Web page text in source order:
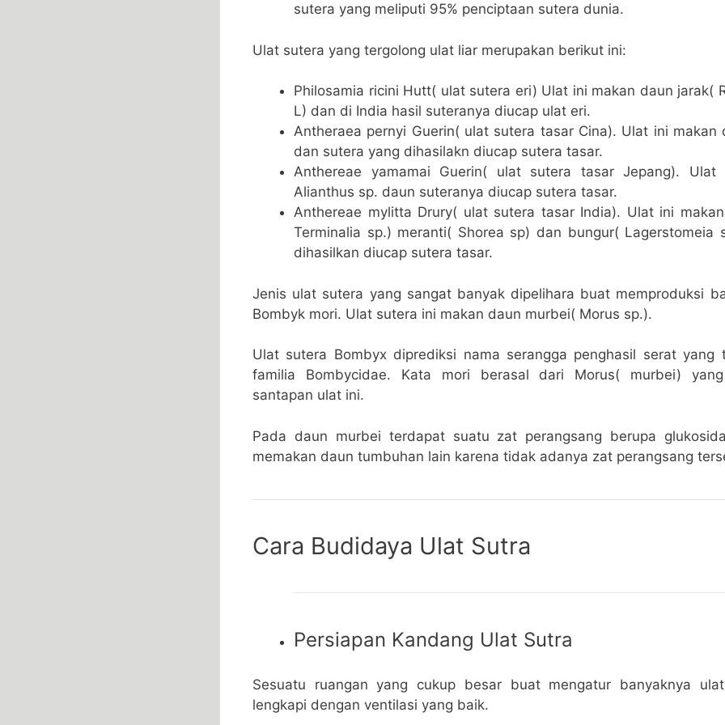
sutera yang meliputi 95% penciptaan sutera dunia.
Ulat sutera yang tergolong ulat liar merupakan berikut ini:
Philosamia ricini Hutt( ulat sutera eri) Ulat ini makan daun jarak(
L) dan di India hasil suteranya diucap ulat eri.
Antheraea pernyi Guerin( ulat sutera tasar Cina). Ulat ini makan
dan sutera yang dihasilakn diucap sutera tasar.
Anthereae yamamai Guerin( ulat sutera tasar Jepang).
Alianthus sp. daun suteranya diucap sutera tasar.
Anthereae mylitta Drury( ulat sutera tasar India). Ulat ini
Terminalia sp.) meranti( Shorea sp) dan bungur( Lagerstomeia
dihasilkan diucap sutera tasar.
Jenis ulat sutera yang sangat banyak dipelihara buat memproduksi
Bombyk mori. Ulat sutera ini makan daun murbei( Morus sp.).
Ulat sutera Bombyx diprediksi nama serangga penghasil serat yang
familia Bombycidae. Kata mori berasal dari Morus( murbei)
santapan ulat ini.
Pada daun murbei terdapat suatu zat perangsang berupa
memakan daun tumbuhan lain karena tidak adanya zat perangsang
Cara Budidaya Ulat Sutra
Persiapan Kandang Ulat Sutra
Sesuatu ruangan yang cukup besar buat mengatur banyaknya
lengkapi dengan ventilasi yang baik.